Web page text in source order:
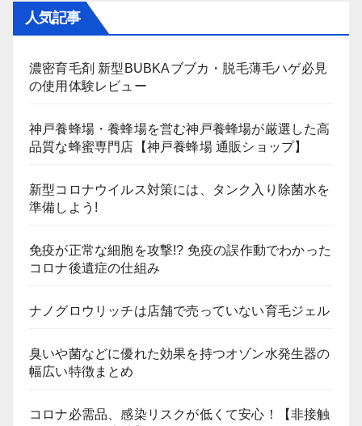
人気記事
濃密育毛剤 新型BUBKAブブカ・脱毛薄毛ハゲ必見
の使用体験レビュー
神戸養蜂場・養蜂場を営む神戸養蜂場が厳選した高
品質な蜂蜜専門店【神戸養蜂場 通販ショップ】
新型コロナウイルス対策には、タンク入り除菌水を
準備しよう!
免疫が正常な細胞を攻撃!? 免疫の誤作動でわかった
コロナ後遺症の仕組み
ナノグロウリッチは店舗で売っていない育毛ジェル
臭いや菌などに優れた効果を持つオゾン水発生器の
幅広い特徴まとめ
コロナ必需品、感染リスクが低くて安心！【非接触